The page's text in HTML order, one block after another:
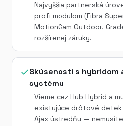
Najvyššia partnerská
profi modulom (Fibra
MotionCam Outdoor,
rozšírenej záruky.
Skúsenosti s hybridom
systému
Vieme cez Hub Hybrid a
existujúce drôtové
Ajax ústredňu —